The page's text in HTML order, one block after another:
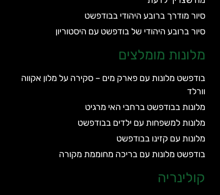
סיור מודרך ברובע היהודי בבודפשט
סיור ברובע היהודי של בודפשט עם היסטוריון
מלונות מומלצים
בודפשט מלונות עם פארק מים – סקירה על מלון אקווה
וורלד
מלונות בבודפשט ברחבי האי מרגיט
מלונות למשפחות עם ילדים בבודפשט
מלונות עם קזינו בבודפשט
בודפשט מלונות עם בריכה מחוממת מקורה
קולינריה